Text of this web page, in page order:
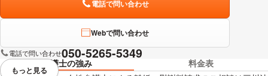
電話で問い合わせ
Webで問い合わせ
電話で問い合わせ050-5265-5349
弁護士の強み
料金表
もっと見る